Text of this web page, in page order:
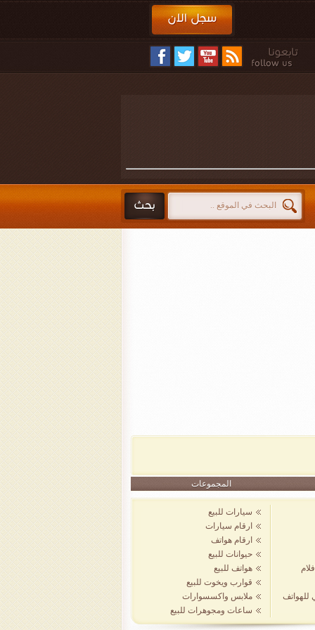
المجموعات
للهواتف
سيارات للبيع
ارقام سيارات
ارقام هواتف
حيوانات للبيع
هواتف للبيع
قوارب ويخوت للبيع
ملابس واكسسوارات
ساعات ومجوهرات للبيع